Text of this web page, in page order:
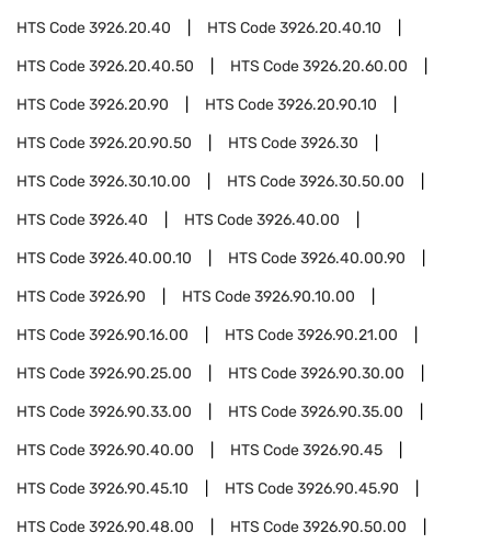
HTS Code3926.20.40 HTS Code3926.20.40.10
HTS Code3926.20.40.50 HTS Code3926.20.60.00
HTS Code3926.20.90 HTS Code3926.20.90.10
HTS Code3926.20.90.50 HTS Code3926.30
HTS Code3926.30.10.00 HTS Code3926.30.50.00
HTS Code3926.40 HTS Code3926.40.00
HTS Code3926.40.00.10 HTS Code3926.40.00.90
HTS Code3926.90 HTS Code3926.90.10.00
HTS Code3926.90.16.00 HTS Code3926.90.21.00
HTS Code3926.90.25.00 HTS Code3926.90.30.00
HTS Code3926.90.33.00 HTS Code3926.90.35.00
HTS Code3926.90.40.00 HTS Code3926.90.45
HTS Code3926.90.45.10 HTS Code3926.90.45.90
HTS Code3926.90.48.00 HTS Code3926.90.50.00